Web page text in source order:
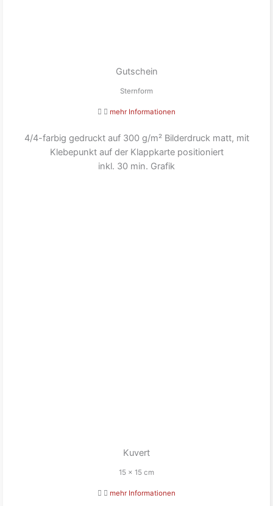
Gutschein
Sternform
mehr Informationen
4/4-farbig gedruckt auf 300 g/m² Bilderdruck matt, mit
Klebepunkt auf der Klappkarte positioniert
inkl. 30 min. Grafik
Kuvert
15 x 15 cm
mehr Informationen